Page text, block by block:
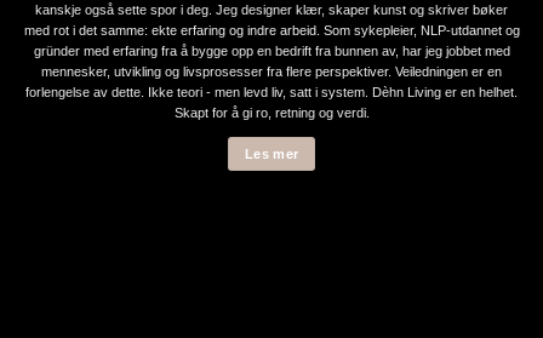
kanskje også sette spor i deg. Jeg designer klær, skaper kunst og skriver bøker
med rot i det samme: ekte erfaring og indre arbeid. Som sykepleier, NLP-utdannet og
gründer med erfaring fra å bygge opp en bedrift fra bunnen av, har jeg jobbet med
mennesker, utvikling og livsprosesser fra flere perspektiver. Veiledningen er en
forlengelse av dette. Ikke teori - men levd liv, satt i system. Dèhn Living er en helhet.
Skapt for å gi ro, retning og verdi.
Les mer